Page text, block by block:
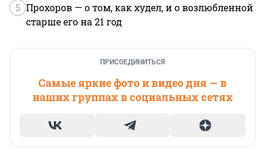
5 Прохоров — о том, как худел, и о возлюбленной
старше его на 21 год
ПРИСОЕДИНИТЬСЯ
Самые яркие фото и видео дня — в
наших группах в социальных сетях